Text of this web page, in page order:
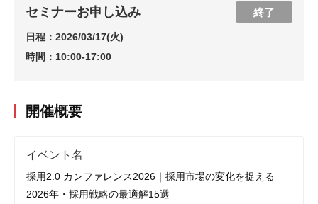
セミナーお申し込み 終了
日程： 2026/03/17(火)
時間： 10:00-17:00
開催概要
イベント名
採用2.0 カンファレンス2026｜採用市場の変化を捉える
2026年・採用戦略の最適解15選